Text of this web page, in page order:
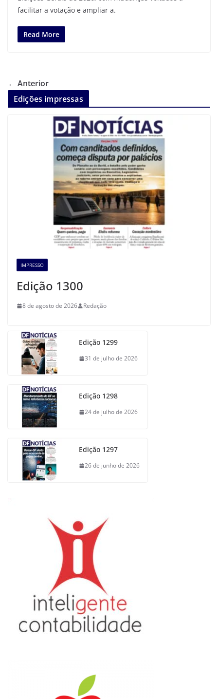
facilitar a votação e ampliar a.
Read More
← Anterior
Edições impressas
IMPRESSO
Edição 1300
8 de agosto de 2026 Redação
Edição 1299
31 de julho de 2026
Edição 1298
24 de julho de 2026
Edição 1297
26 de junho de 2026